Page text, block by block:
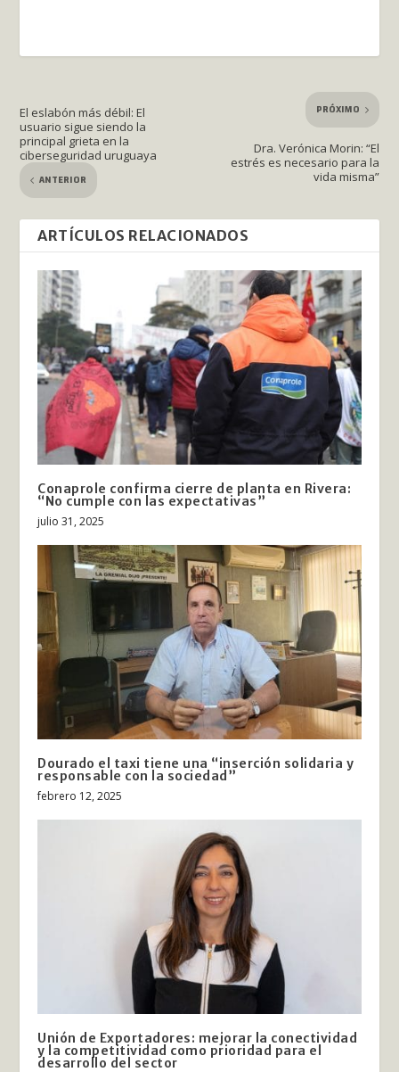
El eslabón más débil: El
usuario sigue siendo la
principal grieta en la
ciberseguridad uruguaya
ANTERIOR
PRÓXIMO
Dra. Verónica Morin: “El
estrés es necesario para la
vida misma”
ARTÍCULOS RELACIONADOS
Conaprole confirma cierre de planta en Rivera:
“No cumple con las expectativas”
julio 31, 2025
Dourado el taxi tiene una “inserción solidaria y
responsable con la sociedad”
febrero 12, 2025
Unión de Exportadores: mejorar la conectividad
y la competitividad como prioridad para el
desarrollo del sector